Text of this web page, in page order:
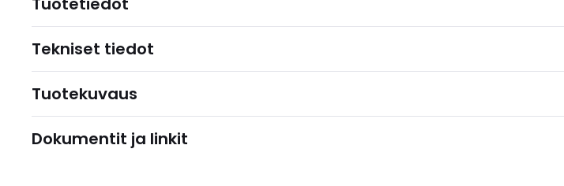
Tekniset tiedot
Tuotekuvaus
Dokumentit ja linkit